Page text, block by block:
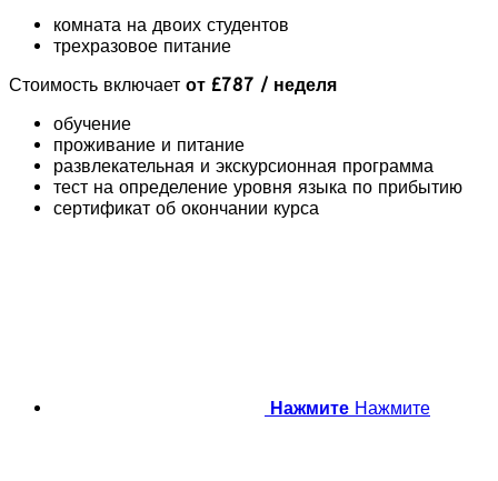
комната на двоих студентов
трехразовое питание
Стоимость включает от £787 / неделя
обучение
проживание и питание
развлекательная и экскурсионная программа
тест на определение уровня языка по прибытию
сертификат об окончании курса
Нажмите Нажмите